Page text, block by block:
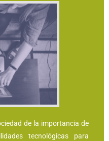
de la importancia de
tecnológicas para